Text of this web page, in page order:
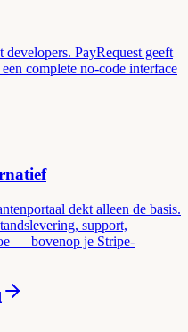
PayRequest geeft
complete no-code interface
dekt alleen de basis.
support,
— bovenop je Stripe-